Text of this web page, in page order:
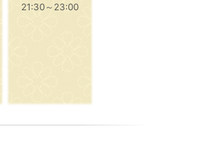
21:30～23:00